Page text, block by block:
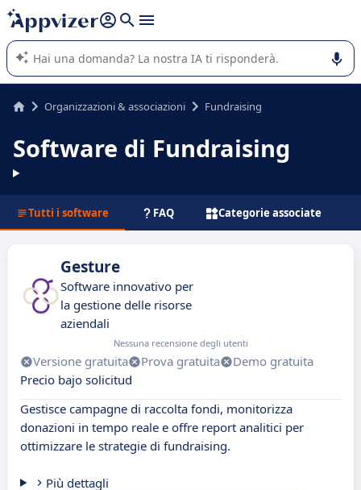
righe con
shift + enter
L'IA di Appvizer vi guida nell'utilizzo o nella scelta di un
software SaaS per la vostra azienda.
Organizzazioni & associazioni Fundraising
Software di Fundraising
Tutti i software FAQ Categorie associate
Gesture
Software innovativo per
la gestione delle risorse
aziendali
Nessuna recensione degli utenti
Versione gratuita Prova gratuita
Demo gratuita
Precio bajo solicitud
Gestisce campagne di raccolta fondi, monitorizza
donazioni in tempo reale e offre report analitici per
ottimizzare le strategie di fundraising.
Più dettagli